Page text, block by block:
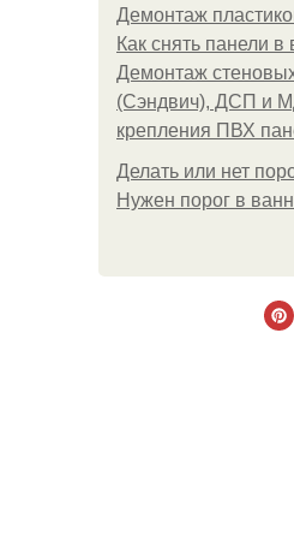
Демонтаж
Как снять панели в
Демонтаж
(Сэндвич), ДСП и
крепления ПВХ
Делать или нет
Нужен порог в